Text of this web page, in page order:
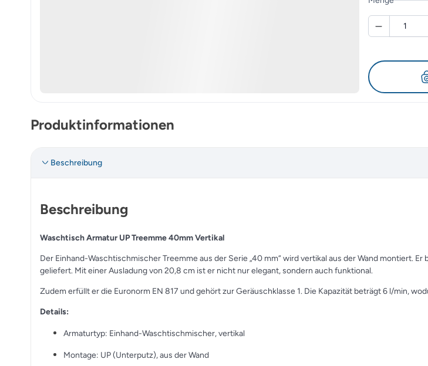
Produktinformationen
Beschreibung
Beschreibung
Waschtisch Armatur UP Treemme 40mm Vertikal
Der Einhand-Waschtischmischer Treemme aus der Serie „40 mm“ wird vertikal aus der Wand montiert.
geliefert. Mit einer Ausladung von 20,8 cm ist er nicht nur elegant, sondern auch funktional.
Zudem erfüllt er die Euronorm EN 817 und gehört zur Geräuschklasse 1. Die Kapazität beträgt 6 l/min,
Details:
Armaturtyp: Einhand-Waschtischmischer, vertikal
Montage: UP (Unterputz), aus der Wand